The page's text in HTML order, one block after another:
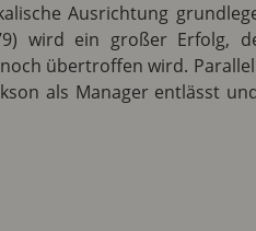
Ausrichtung
wird ein großer Erfolg,
übertroffen wird.
als Manager entlässt